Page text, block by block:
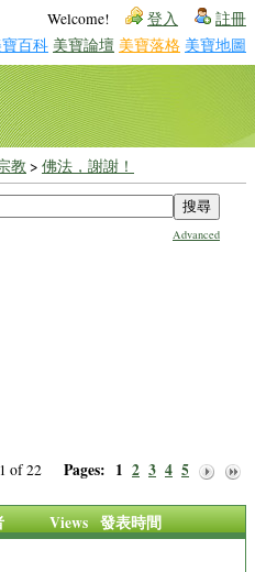
Welcome! 登入 註冊
百科 美寶論壇 美寶落格 美寶地圖
教 > 佛法，謝謝！
Advanced
1 of 22 Pages: 1 2 3 4 5
Views 發表時間